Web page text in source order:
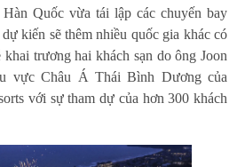
Quốc vừa tái lập các chuyến bay
kiến sẽ thêm nhiều quốc gia khác có
trương hai khách sạn do ông Joon
vực Châu Á Thái Bình Dương của
với sự tham dự của hơn 300 khách